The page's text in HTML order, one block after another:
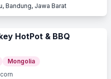
Bandung, Jawa Barat
HotPot & BBQ
Mongolia